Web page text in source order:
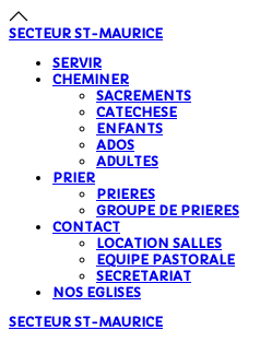
SECTEUR ST-MAURICE
SERVIR
CHEMINER
SACREMENTS
CATECHESE
ENFANTS
ADOS
ADULTES
PRIER
PRIERES
GROUPE DE PRIERES
CONTACT
LOCATION SALLES
EQUIPE PASTORALE
SECRETARIAT
NOS EGLISES
SECTEUR ST-MAURICE